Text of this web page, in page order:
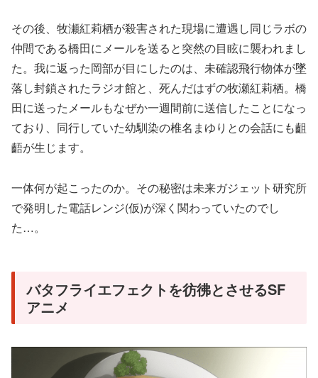
その後、牧瀬紅莉栖が殺害された現場に遭遇し同じラボの
仲間である橋田にメールを送ると突然の目眩に襲われまし
た。我に返った岡部が目にしたのは、未確認飛行物体が墜
落し封鎖されたラジオ館と、死んだはずの牧瀬紅莉栖。橋
田に送ったメールもなぜか一週間前に送信したことになっ
ており、同行していた幼馴染の椎名まゆりとの会話にも齟
齬が生じます。
一体何が起こったのか。その秘密は未来ガジェット研究所
で発明した電話レンジ(仮)が深く関わっていたのでし
た…。
バタフライエフェクトを彷彿とさせるSF
アニメ